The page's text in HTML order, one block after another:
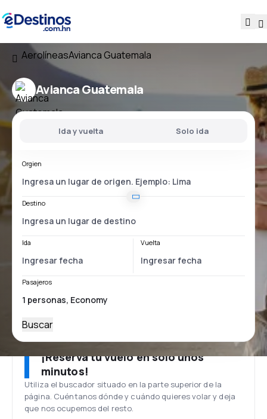
AerolíneasAvianca Guatemala
Avianca Guatemala
Ida y vuelta Solo ida
Orgien
Destino
Ida Vuelta
Pasajeros
Buscar
¡Reserva tu vuelo en solo unos
minutos!
Utiliza el buscador situado en la parte superior de la
página. Cuéntanos dónde y cuándo quieres volar y deja
que nos ocupemos del resto.